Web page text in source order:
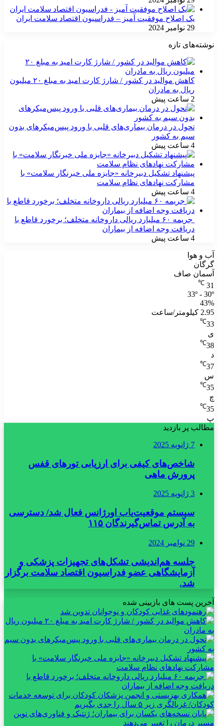
یک اصلاح موفقیت آمیز – فدراسیون اقتصاد سلامت ایران
29 نوامبر 2024
نوشته‌های تازه
کاهش موالید در کشور / شارژ کارت امید به مبلغ ۲۰ میلیون
ریال به مادران
2 ساعت پیش
تحول در درمان بیماری‌های قلبی با ورود پیس‌میکرهای بدون
سیم به کشور
4 ساعت پیش
پیشنهاد تشکیل دبیرخانه «جایزه ملی خبرنگار سلامت» با
مشارکت نهادهای نظام سلامت
4 ساعت پیش
جریمه ۶۰ میلیارد ریالی داروخانه متخلف؛ برخورد قاطع با
دریافت وجه اضافه از بیماران
4 ساعت پیش
آب و هوا
گرگان
آسمان صاف
31
℃
33º - 30º
43%
2.95 کیلومتر/ساعت
33
℃
ی
38
℃
د
37
℃
س
35
℃
چ
35
℃
پ
مطالب پر بازدید
7 ژانویه 2025
شاخص‌های کیفی برای ارزیابی تورهای قفس
پرورش ماهی
3 ژانویه 2025
سیستم موقعیت‌یاب اورژانس فعال شد/ دسترسی
به آدرس تماس‌گیرندگان ۱۱۵
29 نوامبر 2024
جلسه هم‌اندیشی تشکل‌های تجهیزات پزشکی و
آزمایشگاهی عضو فدراسیون اقتصاد سلامت برگزار
شد.
آخرین پست های بازبینی شده